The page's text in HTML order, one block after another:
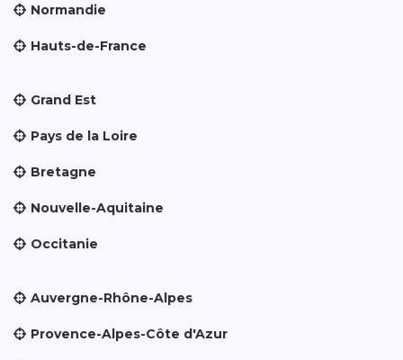
Normandie
Hauts-de-France
Grand Est
Pays de la Loire
Bretagne
Nouvelle-Aquitaine
Occitanie
Auvergne-Rhône-Alpes
Provence-Alpes-Côte d'Azur